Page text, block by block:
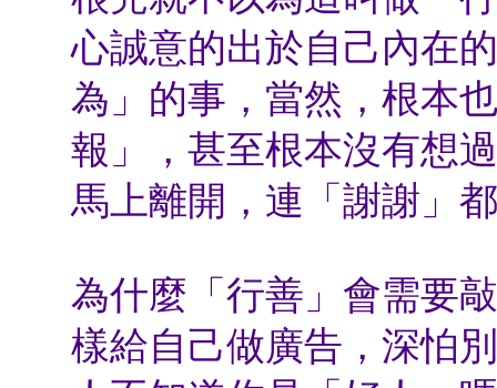
心誠意的出於自己內在
為」的事，當然，根本
報」，甚至根本沒有想
馬上離開，連「謝謝」
為什麼「行善」會需要
樣給自己做廣告，深怕